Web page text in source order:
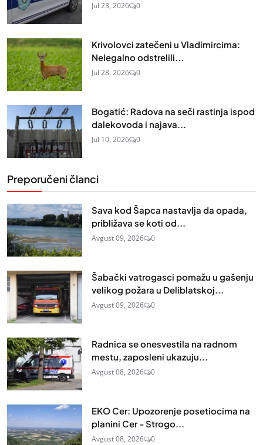
Jul 23, 2026 0
Krivolovci zatečeni u Vladimircima:
Nelegalno odstrelili...
Jul 28, 2026 0
Bogatić: Radova na seči rastinja ispod
dalekovoda i najava...
Jul 10, 2026 0
Preporučeni članci
Sava kod Šapca nastavlja da opada,
približava se koti od...
Avgust 09, 2026 0
Šabački vatrogasci pomažu u gašenju
velikog požara u Deliblatskoj...
Avgust 09, 2026 0
Radnica se onesvestila na radnom
mestu, zaposleni ukazuju...
Avgust 08, 2026 0
EKO Cer: Upozorenje posetiocima na
planini Cer - Strogo...
Avgust 08, 2026 0